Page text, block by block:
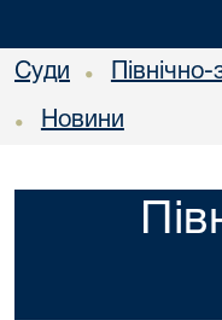
Суди •
• Новини